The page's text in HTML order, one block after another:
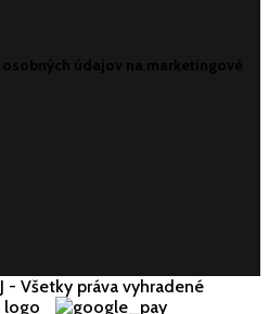
údajov na marketingové
- Všetky práva vyhradené